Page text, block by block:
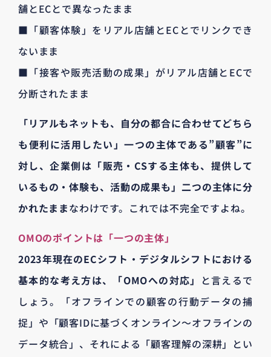
舗とECとで異なったまま
■「顧客体験」をリアル店舗とECとでリンクでき
ないまま
■「接客や販売活動の成果」がリアル店舗とECで
分断されたまま
「リアルもネットも、自分の都合に合わせてどちら
も便利に活用したい」一つの主体である”顧客”に
対し、企業側は「販売・CSする主体も、提供して
いるもの・体験も、活動の成果も」二つの主体に分
かれたままなわけです。これでは不完全ですよね。
OMOのポイントは「一つの主体」
2023年現在のECシフト・デジタルシフトにおける
基本的な考え方は、「OMOへの対応」
と言えるで
しょう。「オフラインでの顧客の行動データの捕
捉」や「顧客IDに基づくオンライン～オフラインの
データ統合」、それによる「顧客理解の深耕」とい